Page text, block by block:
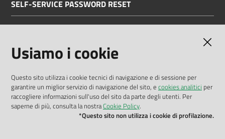
SELF-SERVICE PASSWORD RESET
Dichiarazione di accessibilità
Privacy policy
Usiamo i cookie
Questo sito utilizza i cookie tecnici di navigazione e di sessione per
garantire un miglior servizio di navigazione del sito, e cookies analitici per
raccogliere informazioni sull'uso del sito da parte degli utenti. Per
saperne di più, consulta la nostraCookie Policy.
*Questo sito non utilizza i cookie di profilazione.